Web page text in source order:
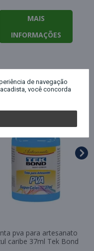
MAIS
INFORMAÇÕES
PRODUTO,
pva para artesanato
caribe 37ml Tek Bond
de navegação
você concorda